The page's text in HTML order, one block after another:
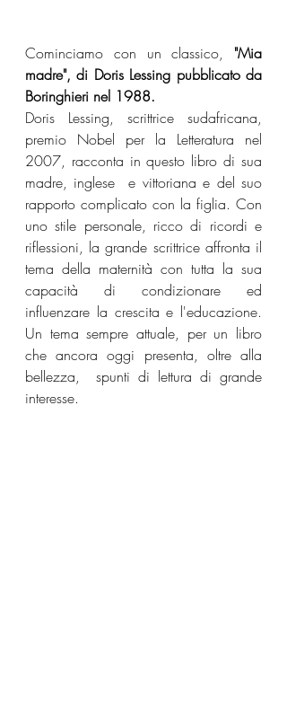
Cominciamo con un classico, "Mia
madre", di Doris Lessing pubblicato da
Boringhieri nel 1988.
Doris Lessing, scrittrice sudafricana,
premio Nobel per la Letteratura nel
2007, racconta in questo libro di sua
madre, inglese  e vittoriana e del suo
rapporto complicato con la figlia. Con
uno stile personale, ricco di ricordi e
riflessioni, la grande scrittrice affronta il
tema della maternità con tutta la sua
capacità di condizionare ed
influenzare la crescita e l'educazione.
Un tema sempre attuale, per un libro
che ancora oggi presenta, oltre alla
bellezza,  spunti di lettura di grande
interesse.